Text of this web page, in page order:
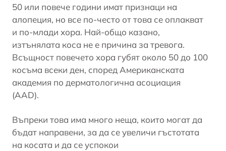
50 или повече години имат признаци на
алопеция, но все по-често от това се оплакват
и по-млади хора. Най-общо казано,
изтънялата коса не е причина за тревога.
Всъщност повечето хора губят около 50 до 100
косъма всеки ден, според Американската
академия по дерматологична асоциация
(AAD).
Въпреки това има много неща, които могат да
бъдат направени, за да се увеличи гъстотата
на косата и да се успокои